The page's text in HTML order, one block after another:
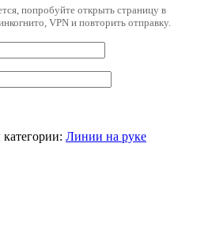
попробуйте открыть страницу в
VPN и повторить отправку.
Линии на руке